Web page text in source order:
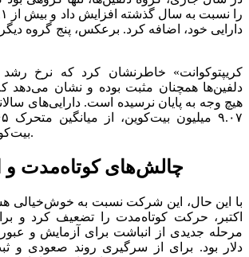
دارایی خود، اضافه کرد. برعکس، پنج گروه
دلفین‌ها همچنان مثبت بوده و نشان
هیچ وجه به پایان نرسیده است. دارایی‌های
بیت‌کوین فراتر رفته است.
چالش‌های کوتاه‌مدت و
اکتبر، حرکت کوتاه‌مدت را تضعیف کرد و
دلار بود. برای از سرگیری روند صعودی و